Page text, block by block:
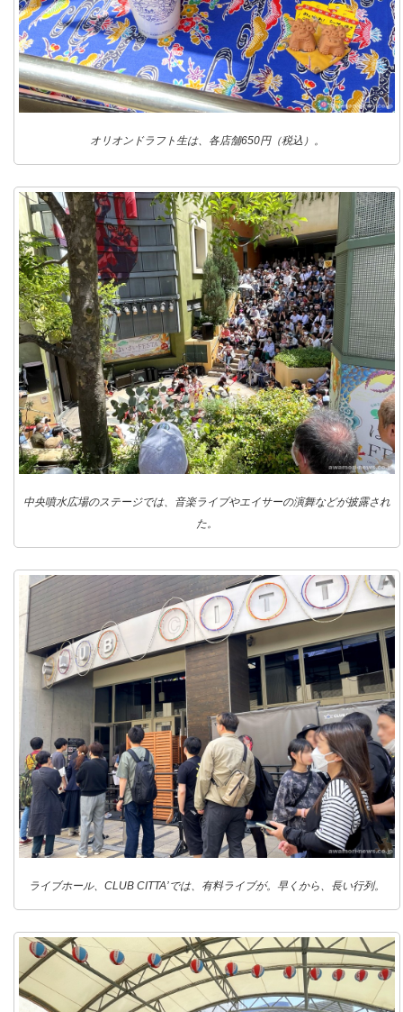
オリオンドラフト生は、各店舗650円（税込）。
中央噴水広場のステージでは、音楽ライブやエイサーの演舞などが披露され
た。
ライブホール、CLUB CITTA’では、有料ライブが。早くから、長い行列。